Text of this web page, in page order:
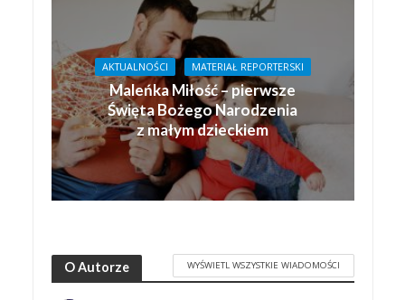
AKTUALNOŚCI MATERIAŁ REPORTERSKI
Maleńka Miłość – pierwsze
Święta Bożego Narodzenia
z małym dzieckiem
O Autorze WYŚWIETL WSZYSTKIE WIADOMOŚCI